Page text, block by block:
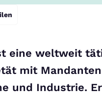
eine weltweit
mit
und Industrie.